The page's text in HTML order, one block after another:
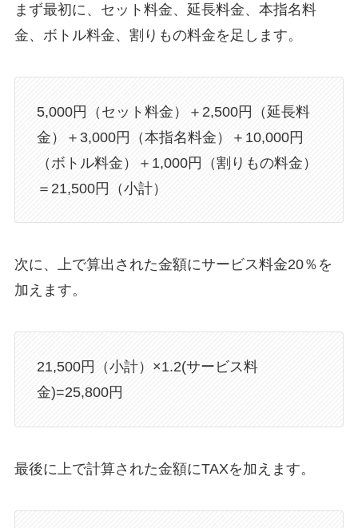
まず最初に、セット料金、延長料金、本指名料
金、ボトル料金、割りもの料金を足します。
5,000円（セット料金）＋2,500円（延長料
金）＋3,000円（本指名料金）＋10,000円
（ボトル料金）＋1,000円（割りもの料金）
＝21,500円（小計）
次に、上で算出された金額にサービス料金20％を
加えます。
21,500円（小計）×1.2(サービス料
金)=25,800円
最後に上で計算された金額にTAXを加えます。